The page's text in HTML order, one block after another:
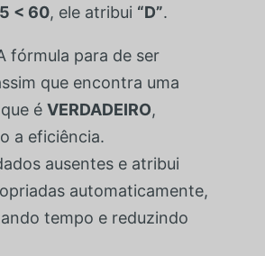
< 60, ele atribui “D”.
fórmula para de ser
que encontra uma
é VERDADEIRO,
a eficiência.
ausentes e atribui
automaticamente,
tempo e reduzindo